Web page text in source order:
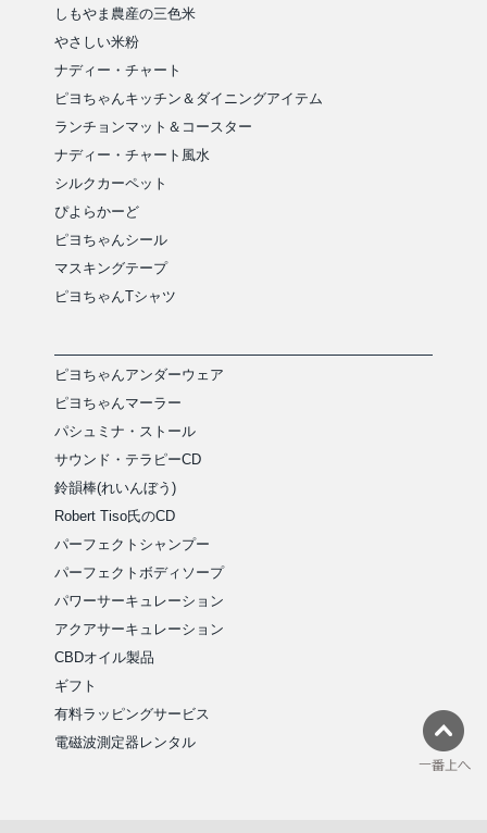
しもやま農産の三色米
やさしい米粉
ナディー・チャート
ピヨちゃんキッチン＆ダイニングアイテム
ランチョンマット＆コースター
ナディー・チャート風水
シルクカーペット
ぴよらかーど
ピヨちゃんシール
マスキングテープ
ピヨちゃんTシャツ
ピヨちゃんアンダーウェア
ピヨちゃんマーラー
パシュミナ・ストール
サウンド・テラピーCD
鈴韻棒(れいんぼう)
Robert Tiso氏のCD
パーフェクトシャンプー
パーフェクトボディソープ
パワーサーキュレーション
アクアサーキュレーション
CBDオイル製品
ギフト
有料ラッピングサービス
電磁波測定器レンタル